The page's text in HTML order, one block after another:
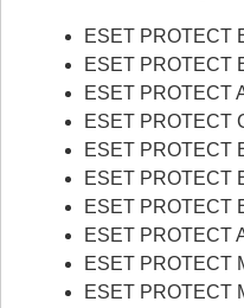
ESET PROTECT
ESET PROTECT
ESET PROTECT
ESET PROTECT
ESET PROTECT
ESET PROTECT
ESET PROTECT
ESET PROTECT
ESET PROTECT
ESET PROTECT